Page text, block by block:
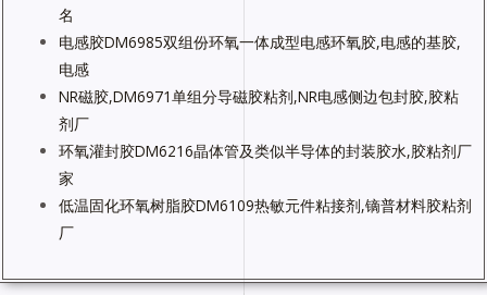
名
电感胶DM6985双组份环氧一体成型电感环氧胶,电感的基胶,
电感
NR磁胶,DM6971单组分导磁胶粘剂,NR电感侧边包封胶,胶粘
剂厂
环氧灌封胶DM6216晶体管及类似半导体的封装胶水,胶粘剂厂
家
低温固化环氧树脂胶DM6109热敏元件粘接剂,镝普材料胶粘剂
厂